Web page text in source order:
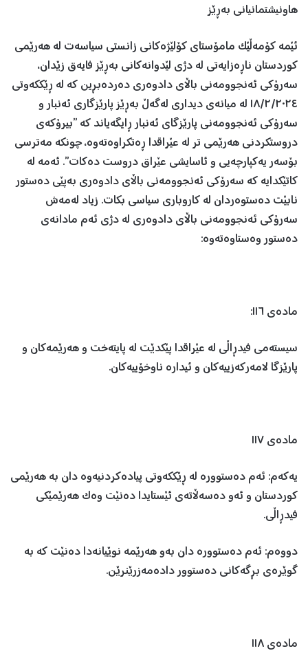
هاونیشتمانیانی بەڕێز
ئێمە کۆمەڵێک مامۆستای کۆلێژەکانی زانستی سیاسەت لە هەرێمی
کوردستان ناڕەزایەتی لە دژی لێدوانەکانی بەڕێز فایەق زێدان،
سەرۆکی ئەنجوومەنی باڵای دادوەری دەردەبڕین کە لە ڕێککەوتی
١٨/٢/٢٠٢٤ لە میانەی دیداری لەگەڵ بەڕێز پارێزگاری ئەنبار و
سەرۆکی ئەنجوومەنی پارێزگای ئەنبار ڕایگەیاند کە ”بیرۆکەی
دروستکردنی هەرێمی تر لە عێراقدا ڕەتکراوەتەوە، چونکە مەترسی
بۆسەر یەکپارچەیی و ئاسایشی عێراق دروست دەکات”. ئەمە لە
کاتێکدایە کە سەرۆکی ئەنجوومەنی باڵای دادوەری بەپێی دەستور
نابێت دەستوەردان لە کاروباری سیاسی بکات. زیاد لەمەش
سەرۆکی ئەنجوومەنی باڵای دادوەری لە دژی ئەم مادانەی
دەستور وەستاوەتەوە:
مادەی ١١٦:
سیستەمی فیدڕاڵی لە عێراقدا پێکدێت لە پایتەخت و هەرێمەکان و
پارێزگا لامەرکەزییەکان و ئیدارە ناوخۆییەکان.
مادەی ١١٧
یەکەم: ئەم دەستوورە لە ڕێککەوتی پیادەکردنیەوە دان بە هەرێمی
کوردستان و ئەو دەسەڵاتەی ئێستایدا دەنێت وەک هەرێمێکی
فیدڕاڵی.
دووەم: ئەم دەستوورە دان بەو هەرێمە نوێیانەدا دەنێت کە بە
گوێرەی بڕگەکانی دەستوور دادەمەزرێنرێن.
مادەی ١١٨